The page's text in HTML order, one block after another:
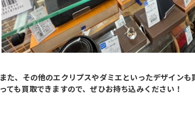
また、その他のエクリプスやダミエといったデザイン
っても買取できますので、ぜひお持ち込みください！